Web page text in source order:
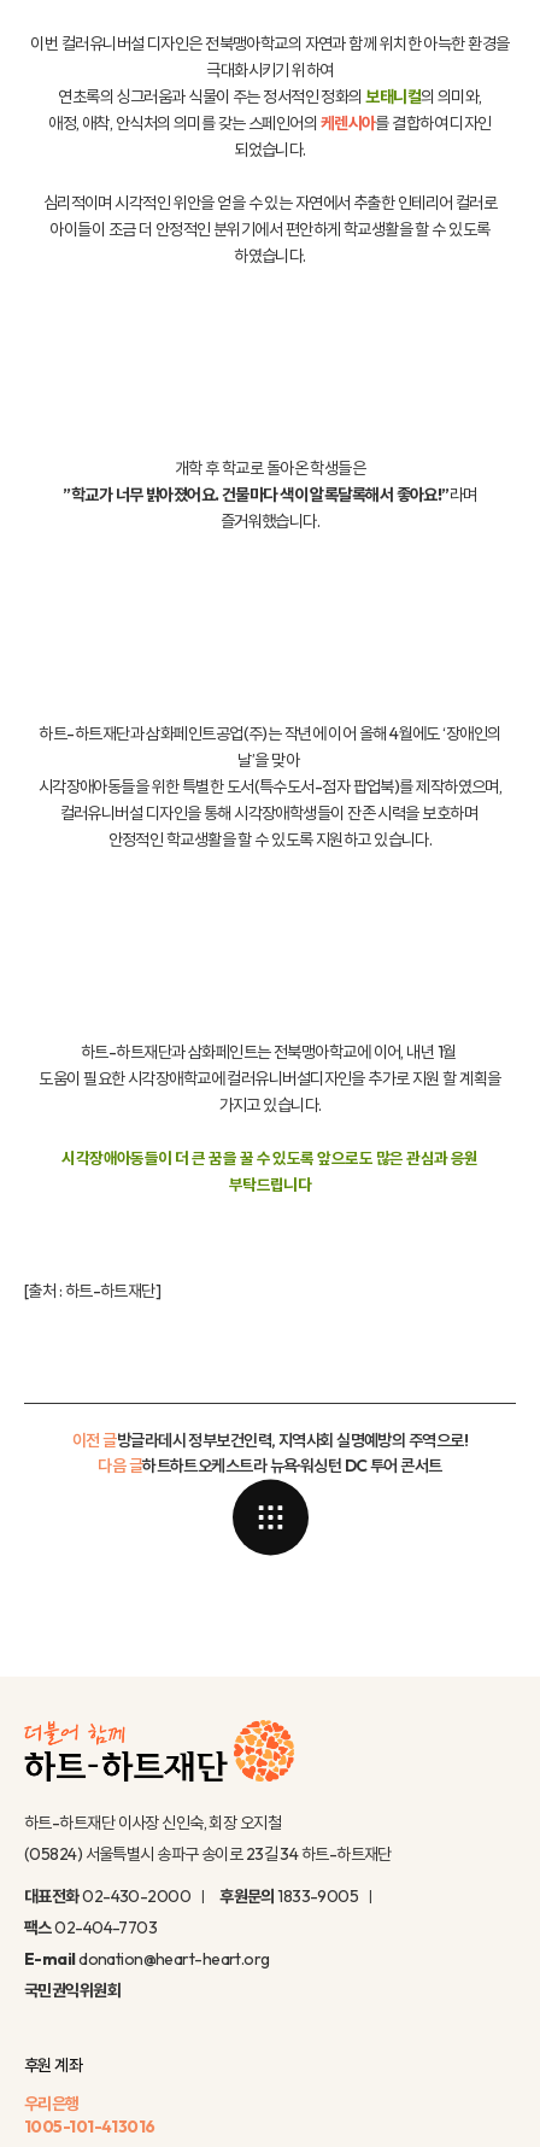
이번 컬러유니버설 디자인은 전북맹아학교의 자연과 함께 위치한 아늑한 환경을
극대화시키기 위하여
연초록의 싱그러움과 식물이 주는 정서적인 정화의 보태니컬의 의미와,
애정, 애착, 안식처의 의미를 갖는 스페인어의 케렌시아를 결합하여 디자인
되었습니다.
심리적이며 시각적인 위안을 얻을 수 있는 자연에서 추출한 인테리어 컬러로
아이들이 조금 더 안정적인 분위기에서 편안하게 학교생활을 할 수 있도록
하였습니다.
개학 후 학교로 돌아온 학생들은
”학교가 너무 밝아졌어요. 건물마다 색이 알록달록해서 좋아요!”라며
즐거워했습니다.
하트-하트재단과 삼화페인트공업(주)는 작년에 이어 올해 4월에도 ‘장애인의
날’을 맞아
시각장애아동들을 위한 특별한 도서(특수도서-점자 팝업북)를 제작하였으며,
컬러유니버설 디자인을 통해 시각장애학생들이 잔존 시력을 보호하며
안정적인 학교생활을 할 수 있도록 지원하고 있습니다.
하트-하트재단과 삼화페인트는 전북맹아학교에 이어, 내년 1월
도움이 필요한 시각장애학교에 컬러유니버설디자인을 추가로 지원 할 계획을
가지고 있습니다.
시각장애아동들이 더 큰 꿈을 꿀 수 있도록 앞으로도 많은 관심과 응원
부탁드립니다
[출처 :하트-하트재단]
이전 글방글라데시 정부보건인력, 지역사회 실명예방의 주역으로!
하트하트오케스트라 뉴욕·워싱턴 DC 투어 콘서트
다음 글
하트-하트재단 이사장 신인숙, 회장 오지철
(05824) 서울특별시 송파구 송이로 23길 34 하트-하트재단
대표전화02-430-2000 후원문의1833-9005
팩스02-404-7703
E-maildonation@heart-heart.org
국민권익위원회
후원 계좌
우리은행
1005-101-413016